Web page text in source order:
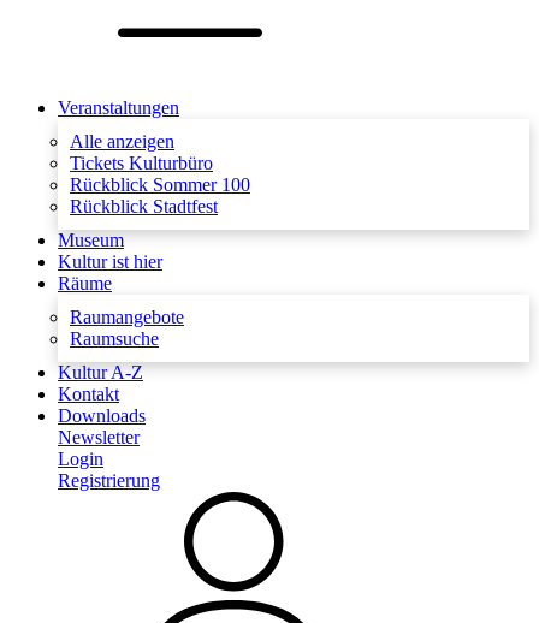
Veranstaltungen
Alle anzeigen
Tickets Kulturbüro
Rückblick Sommer 100
Rückblick Stadtfest
Museum
Kultur ist hier
Räume
Raumangebote
Raumsuche
Kultur A-Z
Kontakt
Downloads
Newsletter
Login
Registrierung